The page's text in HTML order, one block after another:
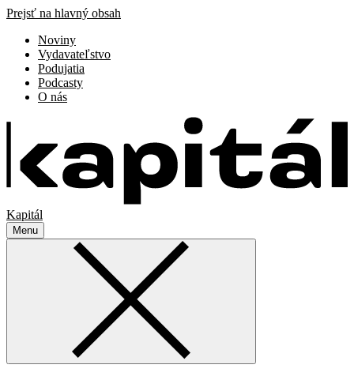
Prejsť na hlavný obsah
Noviny
Vydavateľstvo
Podujatia
Podcasty
O nás
Kapitál
Menu